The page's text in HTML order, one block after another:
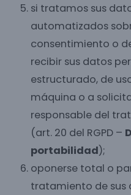
si tratamos sus
automatizados
consentimiento o
recibir sus datos
estructurado, de
máquina o a
responsable del
(art. 20 del RGPD –
portabilidad);
oponerse total o
tratamiento de sus